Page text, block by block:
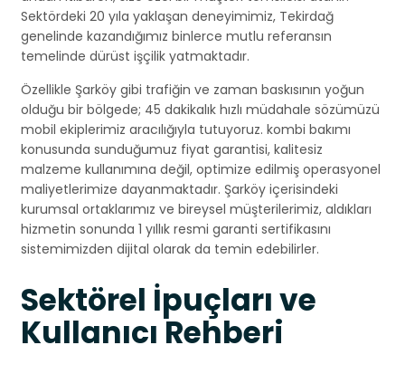
Sektördeki 20 yıla yaklaşan deneyimimiz, Tekirdağ
genelinde kazandığımız binlerce mutlu referansın
temelinde dürüst işçilik yatmaktadır.
Özellikle Şarköy gibi trafiğin ve zaman baskısının yoğun
olduğu bir bölgede; 45 dakikalık hızlı müdahale sözümüzü
mobil ekiplerimiz aracılığıyla tutuyoruz. kombi bakımı
konusunda sunduğumuz fiyat garantisi, kalitesiz
malzeme kullanımına değil, optimize edilmiş operasyonel
maliyetlerimize dayanmaktadır. Şarköy içerisindeki
kurumsal ortaklarımız ve bireysel müşterilerimiz, aldıkları
hizmetin sonunda 1 yıllık resmi garanti sertifikasını
sistemimizden dijital olarak da temin edebilirler.
Sektörel İpuçları ve
Kullanıcı Rehberi